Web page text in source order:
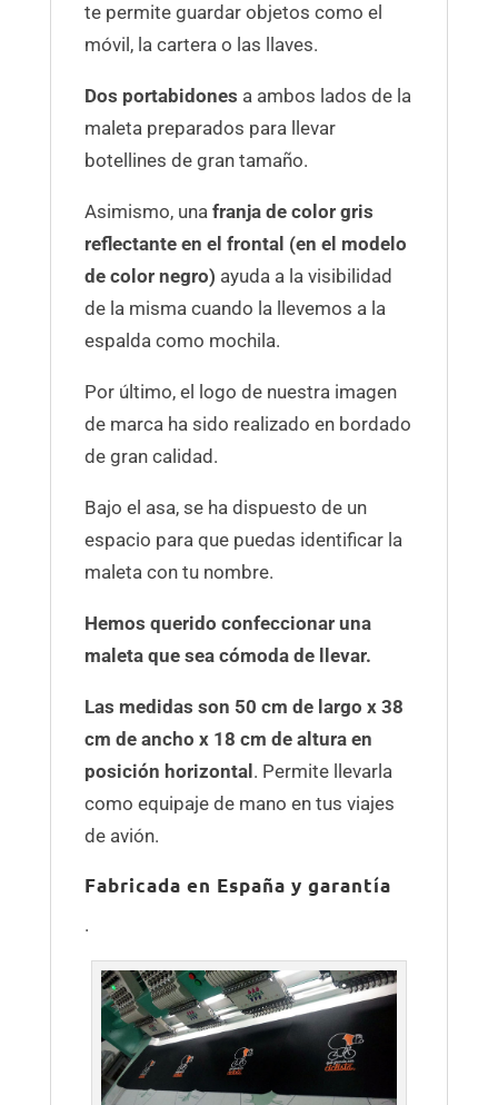
te permite guardar objetos como el
móvil, la cartera o las llaves.
Dos portabidones a ambos lados de la
maleta preparados para llevar
botellines de gran tamaño.
Asimismo, una franja de color gris
reflectante en el frontal (en el modelo
de color negro) ayuda a la visibilidad
de la misma cuando la llevemos a la
espalda como mochila.
Por último, el logo de nuestra imagen
de marca ha sido realizado en bordado
de gran calidad.
Bajo el asa, se ha dispuesto de un
espacio para que puedas identificar la
maleta con tu nombre.
Hemos querido confeccionar una
maleta que sea cómoda de llevar.
Las medidas son 50 cm de largo x 38
cm de ancho x 18 cm de altura en
posición horizontal . Permite llevarla
como equipaje de mano en tus viajes
de avión.
Fabricada en España y garantía
.